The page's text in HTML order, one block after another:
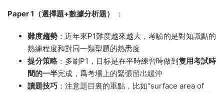
Paper 1（選擇題+數據分析題） ：
難度趨勢 ：近年來P1難度越來越大，考驗的是對知識點的
熟練程度和對同一類型題的熟悉度
提分策略 ：多刷P1，目标是在平時練習時做到 隻用考試時
間的一半完成，爲考場上的緊張留出緩沖
讀題技巧 ：注意題目裏的重點，比如“surface area of